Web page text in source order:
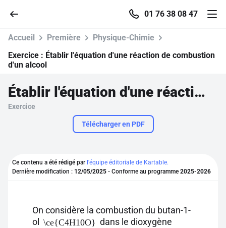
01 76 38 08 47
Parcourir
Se connecter
Pour profiter de 10 contenus offerts.
Accueil Première
Physique-Chimie
Exercice : Établir l'équation d'une réaction de combustion
d'un alcool
Établir l'équation d'une réaction de combustion d'un alcool
Exercice
Télécharger en PDF
Ce contenu a été rédigé par l'équipe éditoriale de Kartable.
Dernière modification : 12/05/2025 - Conforme au programme 2025-2026
On considère la combustion du butan-1-
ol \ce{C4H10O} dans le dioxygène